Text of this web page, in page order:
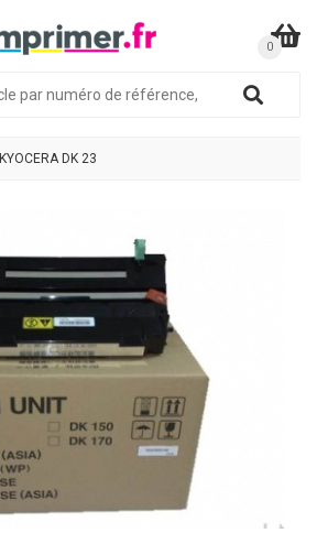
KYOCERA DK 23